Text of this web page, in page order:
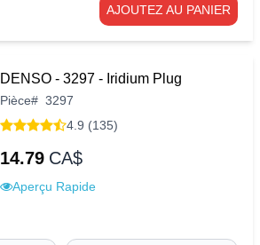
AJOUTEZ AU PANIER
DENSO - 3297 - Iridium Plug
Pièce# 3297
4.9 (135)
14.79 CA$
Aperçu Rapide